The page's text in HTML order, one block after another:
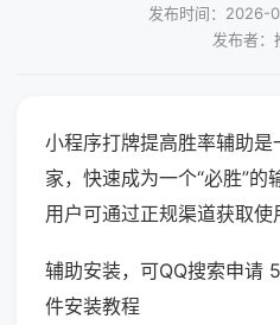
发布时间：2026-
发布者：
小程序打牌提高胜率辅助
家，快速成为一个“必胜”
用户可通过正规渠道获取使
辅助安装，可QQ搜索申请
件安装教程